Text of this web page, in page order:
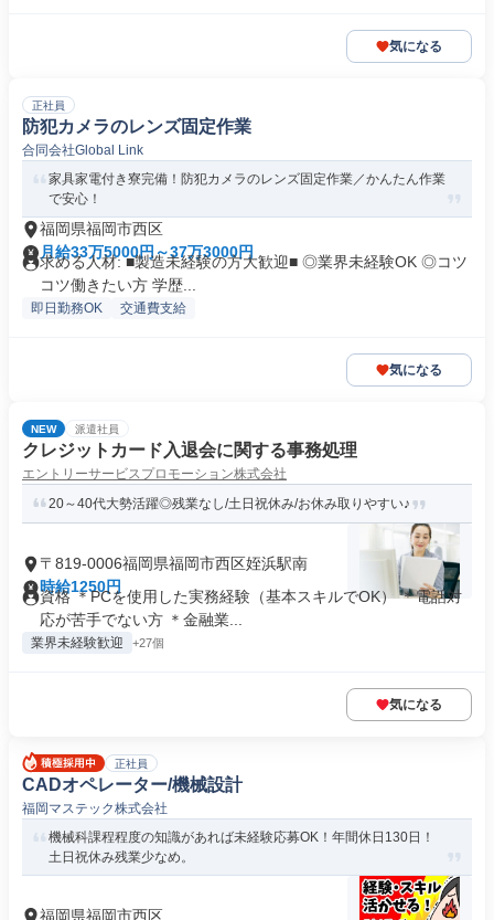
気になる
正社員
防犯カメラのレンズ固定作業
合同会社Global Link
家具家電付き寮完備！防犯カメラのレンズ固定作業／かんたん作業
で安心！
福岡県福岡市西区
月給33万5000円～37万3000円
求める人材: ■製造未経験の方大歓迎■ ◎業界未経験OK ◎コツ
コツ働きたい方 学歴...
即日勤務OK 交通費支給
気になる
NEW 派遣社員
クレジットカード入退会に関する事務処理
エントリーサービスプロモーション株式会社
20～40代大勢活躍◎残業なし/土日祝休み/お休み取りやすい♪
〒819-0006福岡県福岡市西区姪浜駅南
時給1250円
資格 ＊PCを使用した実務経験（基本スキルでOK） ＊電話対
応が苦手でない方 ＊金融業...
業界未経験歓迎 +27個
気になる
正社員
CADオペレーター/機械設計
福岡マステック株式会社
機械科課程程度の知識があれば未経験応募OK！年間休日130日！
土日祝休み残業少なめ。
福岡県福岡市西区